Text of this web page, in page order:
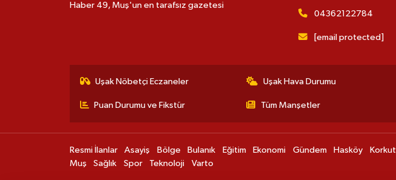
Haber 49, Muş'un en tarafsız gazetesi
04362122784
[email protected]
Uşak Nöbetçi Eczaneler Uşak Hava Durumu
Puan Durumu ve Fikstür Tüm Manşetler
Resmi İlanlar Asayiş Bölge Bulanık Eğitim Ekonomi Gündem Hasköy Korkut
Muş
Sağlık Spor Teknoloji Varto